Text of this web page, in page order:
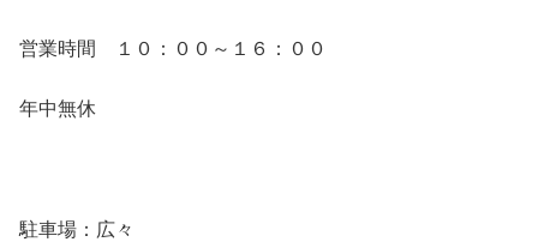
営業時間 １０：００～１６：００
年中無休
駐車場：広々